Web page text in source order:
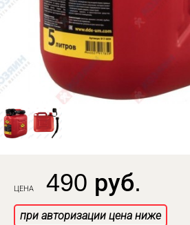
ЦЕНА 490 руб.
при авторизации цена ниже